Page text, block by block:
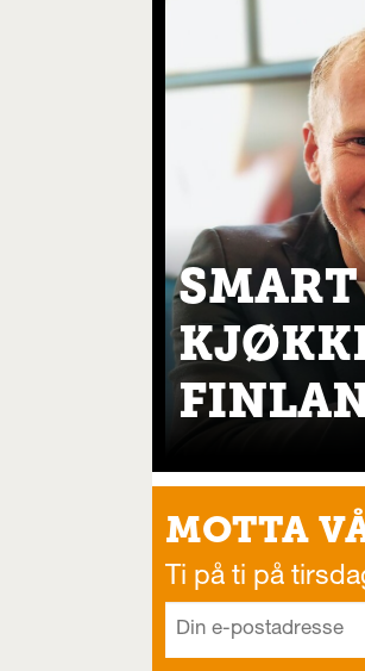
SMART
MOTTA
Ti på ti på